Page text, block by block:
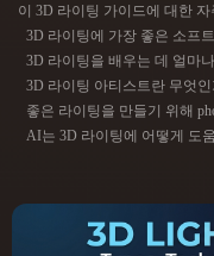
Fantasy Flat
Industrial
Minimalist Modern
이 3D 라이팅 가이드에 대한
3D 라이팅에 가장 좋은 소프
3D 라이팅을 배우는 데 얼마
3D 라이팅 아티스트란 무엇인
좋은 라이팅을 만들기 위해
AI는 3D 라이팅에 어떻게 도